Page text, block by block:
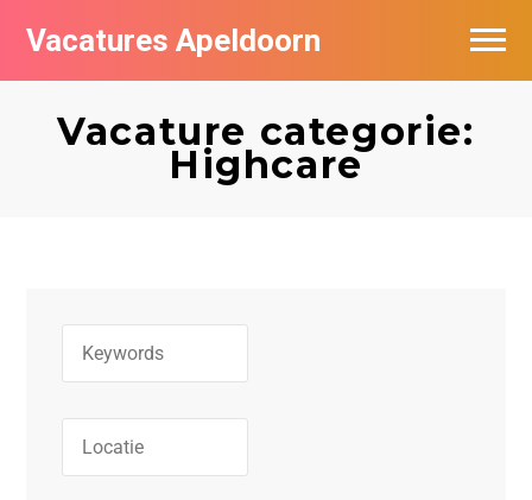
Vacatures Apeldoorn
Vacature categorie:
Highcare
Vacatures per bedrijf
De populairste vacatures in Apeldoorn